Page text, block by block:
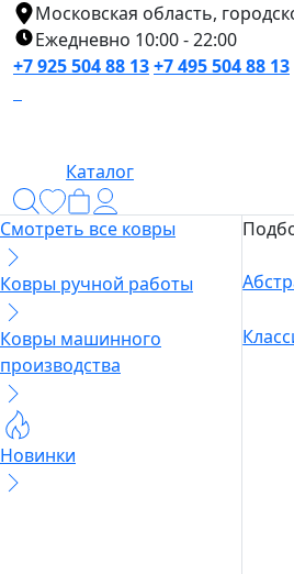
Московская область,
Ежедневно 10:00 - 22:00
+7 925 504 88 13+7 495 504 88 13
Каталог
Смотреть все ковры
Ковры ручной работы
Ковры машинного
производства
Новинки